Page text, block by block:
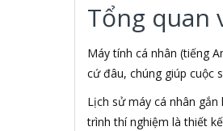
3M
3NOD
3OneData
4D
5ASYSTEMS
7Gift Shop
8848
Tổng quan
Máy tính cá nhân (tiếng
cứ đâu, chúng giúp cuộc
Lịch sử máy cá nhân
trình thí nghiệm là thiết